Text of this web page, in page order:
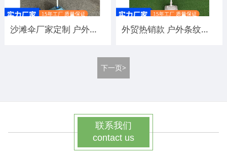
沙滩伞厂家定制 户外休闲遮阳海滩防晒伞 夏季海边专用遮阳伞 外贸热销款 户外条纹沙滩遮阳伞 海滩防晒休闲用户外伞定制
下一页>
联系我们
contact us